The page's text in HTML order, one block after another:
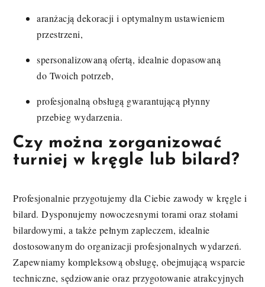
aranżacją dekoracji i optymalnym ustawieniem
przestrzeni,
spersonalizowaną ofertą, idealnie dopasowaną
do Twoich potrzeb,
profesjonalną obsługą gwarantującą płynny
przebieg wydarzenia.
Czy można zorganizować
turniej w kręgle lub bilard?
Profesjonalnie przygotujemy dla Ciebie zawody w kręgle i
bilard. Dysponujemy nowoczesnymi torami oraz stołami
bilardowymi, a także pełnym zapleczem, idealnie
dostosowanym do organizacji profesjonalnych wydarzeń.
Zapewniamy kompleksową obsługę, obejmującą wsparcie
techniczne, sędziowanie oraz przygotowanie atrakcyjnych